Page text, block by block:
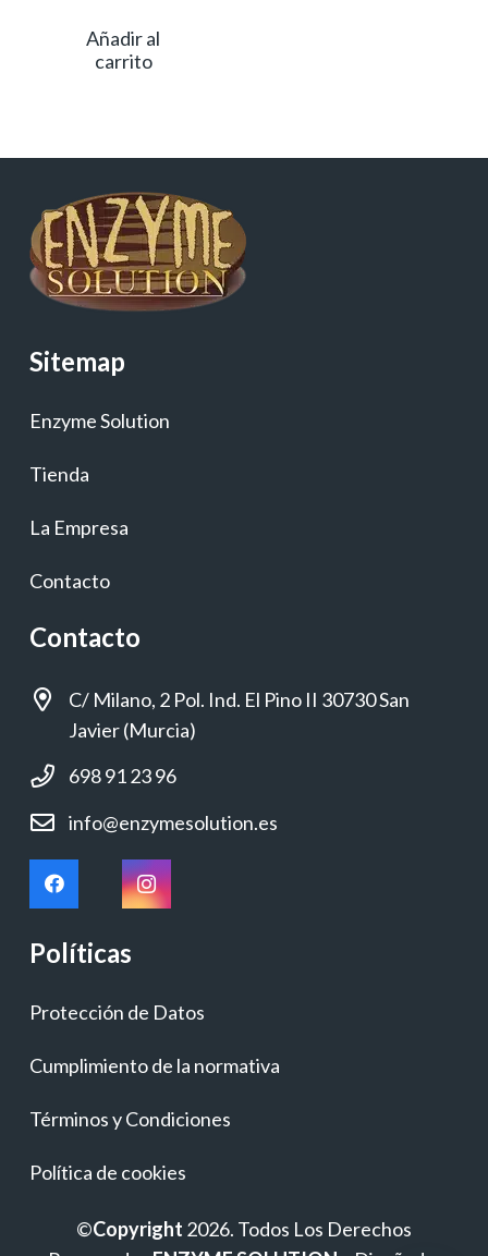
Añadir al
carrito
Sitemap
Enzyme Solution
Tienda
La Empresa
Contacto
Contacto
C/ Milano, 2 Pol. Ind. El Pino II 30730 San
Javier (Murcia)
698 91 23 96
info@enzymesolution.es
Políticas
Protección de Datos
Cumplimiento de la normativa
Términos y Condiciones
Política de cookies
©Copyright 2026. Todos Los Derechos